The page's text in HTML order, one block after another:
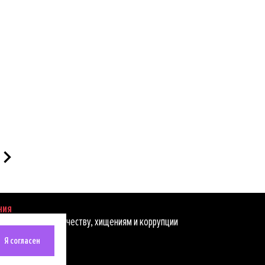
мошенничеству, хищениям и коррупции
Я согласен